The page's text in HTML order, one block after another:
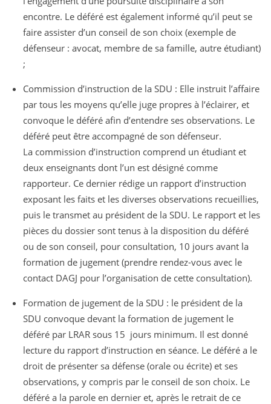
encontre. Le déféré est également informé qu’il peut se
faire assister d’un conseil de son choix (exemple de
défenseur : avocat, membre de sa famille, autre étudiant)
;
Commission d’instruction de la SDU : Elle instruit l’affaire
par tous les moyens qu’elle juge propres à l’éclairer, et
convoque le déféré afin d’entendre ses observations. Le
déféré peut être accompagné de son défenseur.
La commission d’instruction comprend un étudiant et
deux enseignants dont l’un est désigné comme
rapporteur. Ce dernier rédige un rapport d’instruction
exposant les faits et les diverses observations recueillies,
puis le transmet au président de la SDU. Le rapport et les
pièces du dossier sont tenus à la disposition du déféré
ou de son conseil, pour consultation, 10 jours avant la
formation de jugement (prendre rendez-vous avec le
contact DAGJ pour l’organisation de cette consultation).
Formation de jugement de la SDU : le président de la
SDU convoque devant la formation de jugement le
déféré par LRAR sous 15 jours minimum. Il est donné
lecture du rapport d’instruction en séance. Le déféré a le
droit de présenter sa défense (orale ou écrite) et ses
observations, y compris par le conseil de son choix. Le
déféré a la parole en dernier et, après le retrait de ce